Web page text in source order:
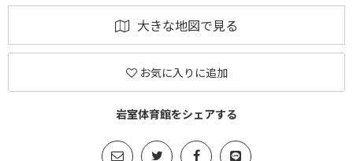
大きな地図で見る
お気に入りに追加
岩室体育館をシェアする